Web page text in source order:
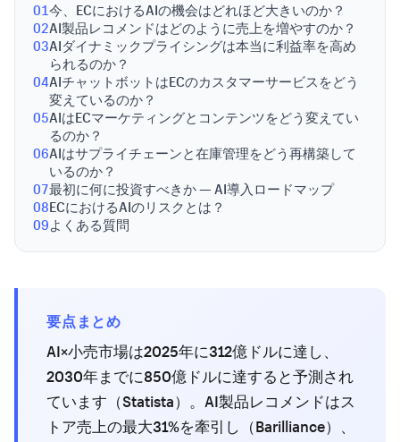
01今、ECにおけるAIの機会はどれほど大きいのか？
02AI製品レコメンドはどのように売上を増やすのか？
03AIダイナミックプライシングは本当に利益率を高め
られるのか？
04AIチャットボットはECのカスタマーサービスをどう
変えているのか？
05AIはECマーケティングとコンテンツをどう変えてい
るのか？
06AIはサプライチェーンと在庫管理をどう再構築して
いるのか？
07最初に何に投資すべきか — AI導入ロードマップ
08ECにおけるAIのリスクとは？
09よくある質問
要点まとめ
AI×小売市場は2025年に312億ドルに達し、
2030年までに850億ドルに達すると予測され
ています（Statista）。AI製品レコメンドはス
トア売上の最大31%を牽引し（Barilliance）、